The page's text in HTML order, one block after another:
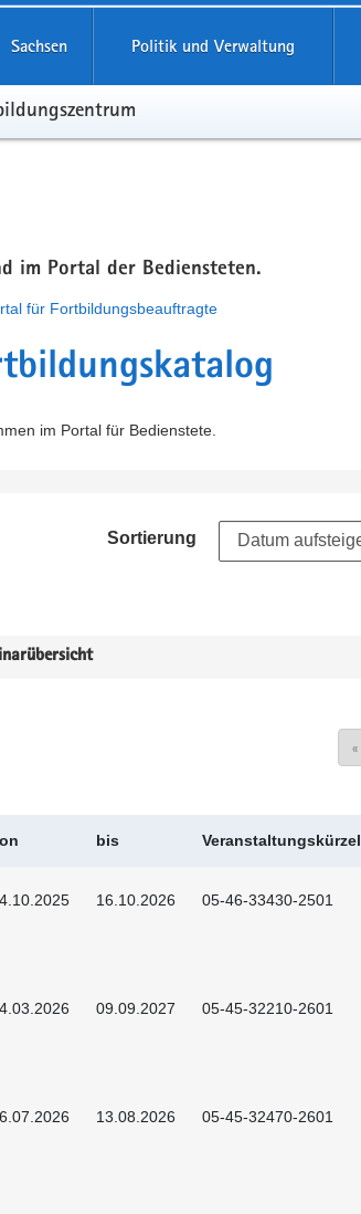
Sachsen Politik und Verwaltung
im Portal der Bediensteten.
für Fortbildungsbeauftragte
im Portal für Bedienstete.
Sortierung
«
bis Veranstaltungskürzel
16.10.2026 05-46-33430-2501
09.09.2027 05-45-32210-2601
13.08.2026 05-45-32470-2601